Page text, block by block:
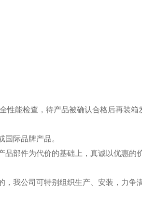
性能检查，待产品被确认合格后再装箱
际品牌产品。
部件为代价的基础上，真诚以优惠的
我公司可特别组织生产、安装，力争